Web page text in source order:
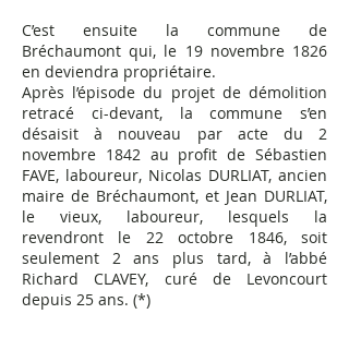
C’est ensuite la commune de
Bréchaumont qui, le 19 novembre 1826
en deviendra propriétaire.
Après l’épisode du projet de démolition
retracé ci-devant, la commune s’en
désaisit à nouveau par acte du 2
novembre 1842 au profit de Sébastien
FAVE, laboureur, Nicolas DURLIAT, ancien
maire de Bréchaumont, et Jean DURLIAT,
le vieux, laboureur, lesquels la
revendront le 22 octobre 1846, soit
seulement 2 ans plus tard, à l’abbé
Richard CLAVEY, curé de Levoncourt
depuis 25 ans. (*)